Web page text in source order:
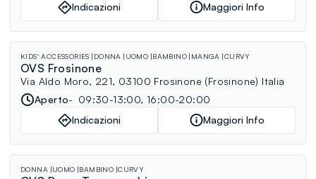
Indicazioni
Maggiori Info
KIDS' ACCESSORIES DONNA UOMO BAMBINO MANGA CURVY
OVS Frosinone
Via Aldo Moro, 221, 03100 Frosinone (Frosinone) Italia
Aperto
09:30-13:00, 16:00-20:00
Indicazioni
Maggiori Info
DONNA UOMO BAMBINO CURVY